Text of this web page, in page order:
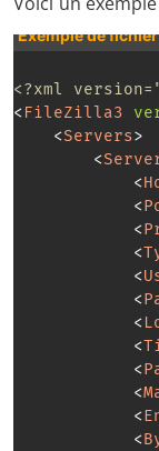
Exemple de
<?xml
<FileZilla3
<Servers>
<
<
<
<
<
<
<
<
<
<
<
<
<